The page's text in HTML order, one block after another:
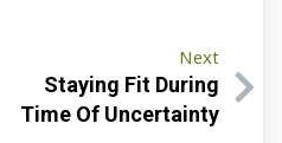
Next
Staying Fit During
Time Of Uncertainty